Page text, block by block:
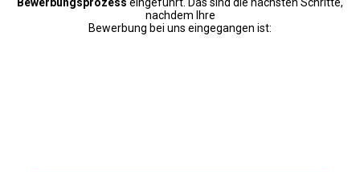
nachdem Ihre
Bewerbung bei uns eingegangen ist: